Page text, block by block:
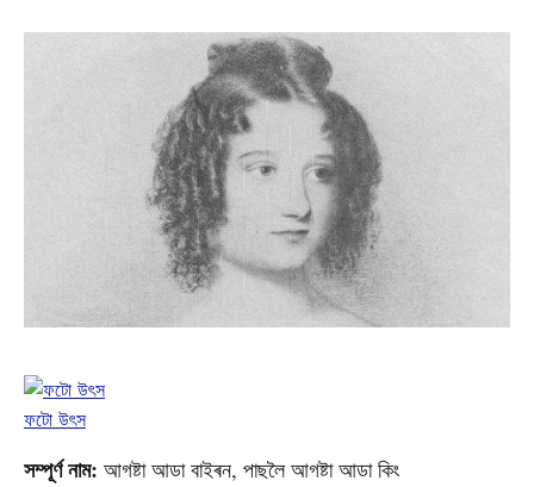
ফটো উৎস
সম্পূৰ্ণ নাম: আগষ্টা আডা বাইৰন, পাছলৈ আগষ্টা আডা কিং